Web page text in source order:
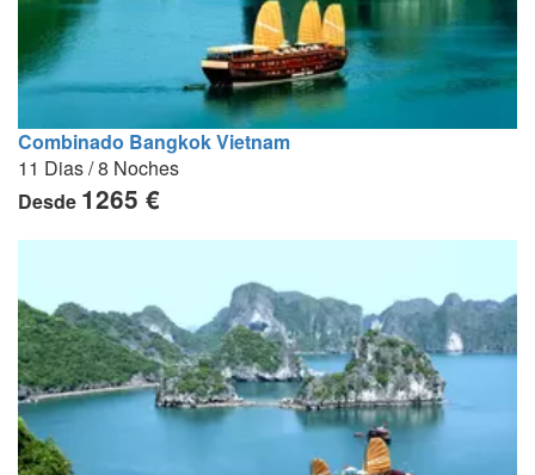
Combinado Bangkok Vietnam
11 Dias / 8 Noches
Desde 1265 €